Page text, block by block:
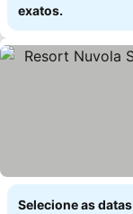
exatos.
Selecione as